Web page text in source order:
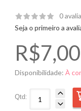
0
Seja o primeiro a
R$7,00
Disponibilidade: À
Qtd: